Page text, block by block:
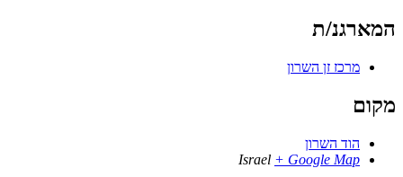
המארגנ/ת
מרכז זן השרון
מקום
הוד השרון
Israel + Google Map